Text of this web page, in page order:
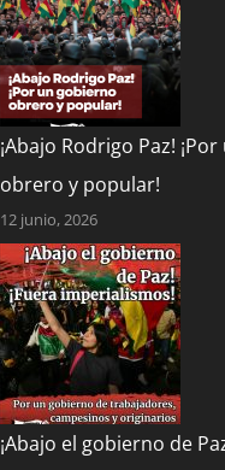
¡Abajo Rodrigo Paz!
obrero y popular!
12 junio, 2026
¡Abajo el gobierno de